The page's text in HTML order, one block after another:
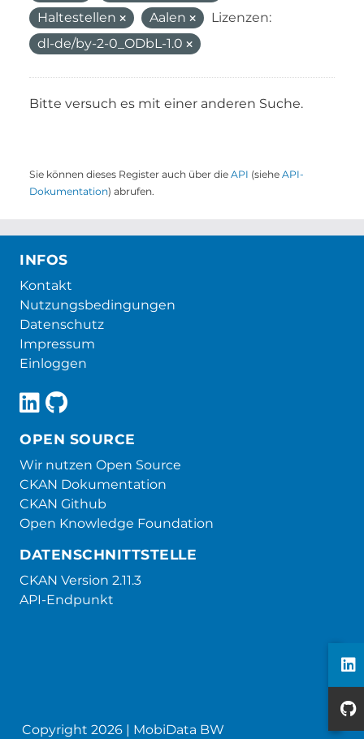
Haltestellen
Aalen
Lizenzen:
dl-de/by-2-0_ODbL-1.0
Bitte versuch es mit einer anderen Suche.
Sie können dieses Register auch über die API (siehe API-
Dokumentation) abrufen.
INFOS
Kontakt
Nutzungsbedingungen
Datenschutz
Impressum
Einloggen
OPEN SOURCE
Wir nutzen Open Source
CKAN Dokumentation
CKAN Github
Open Knowledge Foundation
DATENSCHNITTSTELLE
CKAN Version 2.11.3
API-Endpunkt
Copyright 2026 | MobiData BW